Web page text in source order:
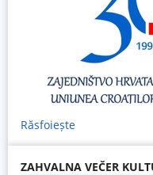
Răsfoiește
ZAHVALNA VEČER